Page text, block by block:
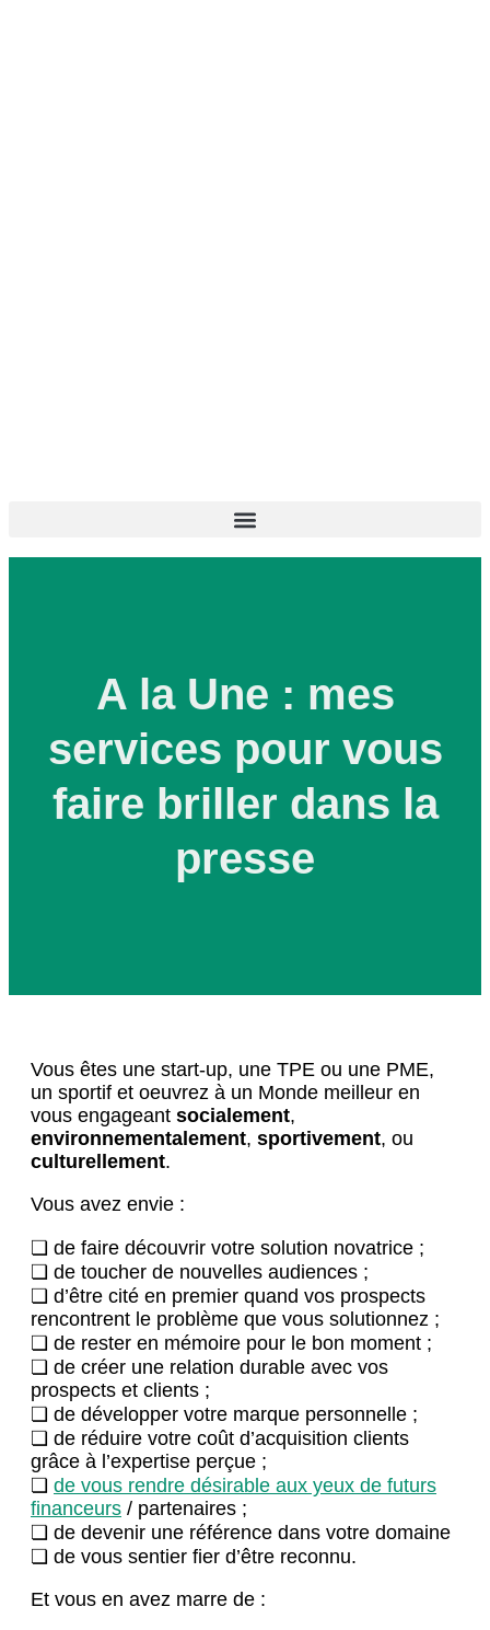
A la Une : mes
services pour vous
faire briller dans la
presse
Vous êtes une start-up, une TPE ou une PME,
un sportif et oeuvrez à un Monde meilleur en
vous engageant socialement,
environnementalement, sportivement, ou
culturellement.
Vous avez envie :
❏ de faire découvrir votre solution novatrice ;
❏ de toucher de nouvelles audiences ;
❏ d’être cité en premier quand vos prospects
rencontrent le problème que vous solutionnez ;
❏ de rester en mémoire pour le bon moment ;
❏ de créer une relation durable avec vos
prospects et clients ;
❏ de développer votre marque personnelle ;
❏ de réduire votre coût d’acquisition clients
grâce à l’expertise perçue ;
❏ de vous rendre désirable aux yeux de futurs
financeurs / partenaires ;
❏ de devenir une référence dans votre domaine
❏ de vous sentier fier d’être reconnu.
Et vous en avez marre de :